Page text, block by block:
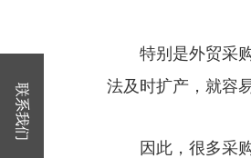
特别是外贸采购
法及时扩产，就容
因此，很多采购
联系我们